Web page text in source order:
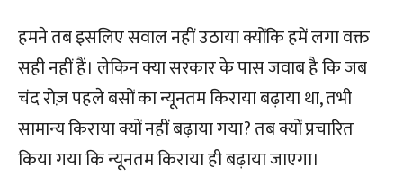
हमने तब इसलिए सवाल नहीं उठाया क्योंकि हमें लगा वक्त
सही नहीं हैं। लेकिन क्या सरकार के पास जवाब है कि जब
चंद रोज़ पहले बसों का न्यूनतम किराया बढ़ाया था, तभी
सामान्य किराया क्यों नहीं बढ़ाया गया? तब क्यों प्रचारित
किया गया कि न्यूनतम किराया ही बढ़ाया जाएगा।